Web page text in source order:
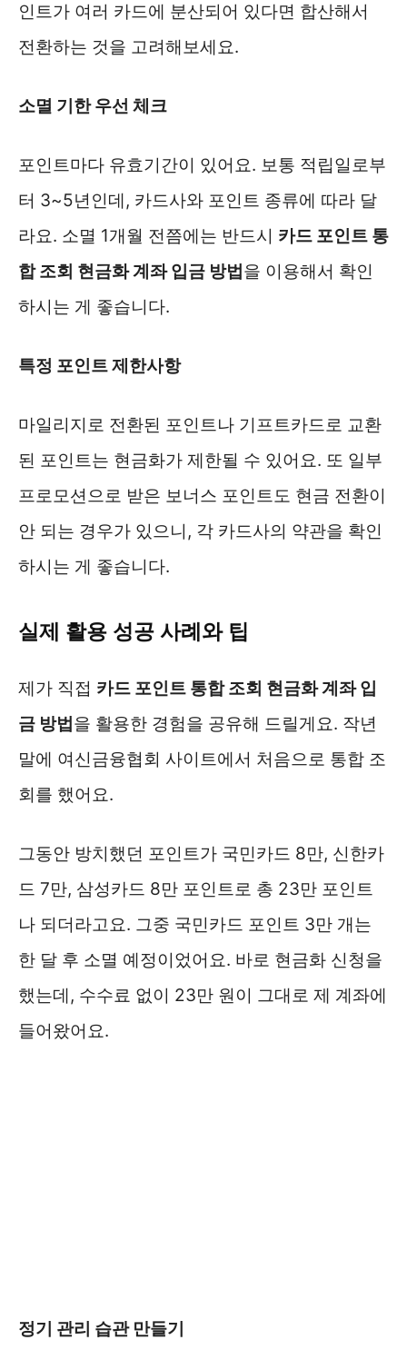
인트가 여러 카드에 분산되어 있다면 합산해서
전환하는 것을 고려해보세요.
소멸 기한 우선 체크
포인트마다 유효기간이 있어요. 보통 적립일로부
터 3~5년인데, 카드사와 포인트 종류에 따라 달
라요. 소멸 1개월 전쯤에는 반드시 카드 포인트 통
합 조회 현금화 계좌 입금 방법 을 이용해서 확인
하시는 게 좋습니다.
특정 포인트 제한사항
마일리지로 전환된 포인트나 기프트카드로 교환
된 포인트는 현금화가 제한될 수 있어요. 또 일부
프로모션으로 받은 보너스 포인트도 현금 전환이
안 되는 경우가 있으니, 각 카드사의 약관을 확인
하시는 게 좋습니다.
실제 활용 성공 사례와 팁
제가 직접 카드 포인트 통합 조회 현금화 계좌 입
금 방법 을 활용한 경험을 공유해 드릴게요. 작년
말에 여신금융협회 사이트에서 처음으로 통합 조
회를 했어요.
그동안 방치했던 포인트가 국민카드 8만, 신한카
드 7만, 삼성카드 8만 포인트로 총 23만 포인트
나 되더라고요. 그중 국민카드 포인트 3만 개는
한 달 후 소멸 예정이었어요. 바로 현금화 신청을
했는데, 수수료 없이 23만 원이 그대로 제 계좌에
들어왔어요.
정기 관리 습관 만들기